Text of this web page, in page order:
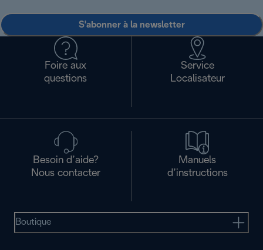
S'abonner à la newsletter
Foire aux
questions
Service
Localisateur
Besoin d’aide?
Nous contacter
Manuels
d’instructions
Boutique